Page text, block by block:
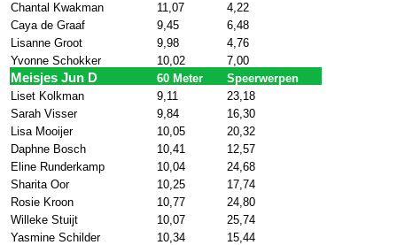
Chantal Kwakman
11,07
4,22
Caya de Graaf
9,45
6,48
Lisanne Groot
9,98
4,76
Yvonne Schokker
10,02 7,00
Meisjes Jun D 60 Meter
Speerwerpen
Liset Kolkman
9,11
23,18
Sarah Visser
9,84
16,30
Lisa Mooijer
10,05
20,32
Daphne Bosch
10,41
12,57
Eline Runderkamp
10,04
24,68
Sharita Oor
10,25
17,74
Rosie Kroon
10,77
24,80
Willeke Stuijt
10,07
25,74
Yasmine Schilder
10,34
15,44